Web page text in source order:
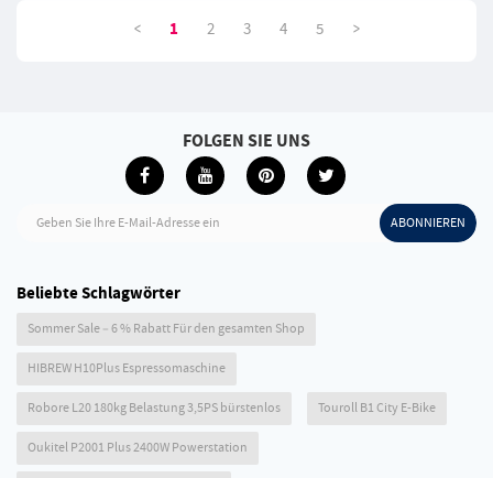
< 1 2 3 4 5 >
Geben Sie Ihre E-Mail-Adresse ein ABONNIEREN
FOLGEN SIE UNS
Beliebte Schlagwörter
Sommer Sale – 6 % Rabatt Für den gesamten Shop
HIBREW H10Plus Espressomaschine
Robore L20 180kg Belastung 3,5PS bürstenlos Touroll B1 City E-Bike
Oukitel P2001 Plus 2400W Powerstation